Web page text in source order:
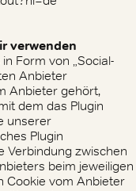
verwenden
Form von „Social-
Anbieter
Anbieter gehört,
dem das Plugin
unserer
Plugin
Verbindung zwischen
beim jeweiligen
Cookie vom Anbieter